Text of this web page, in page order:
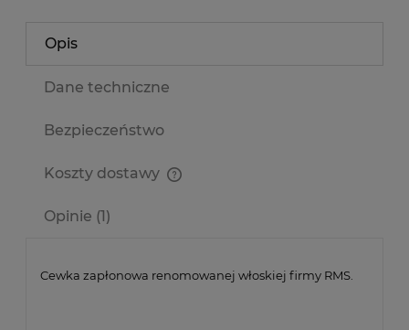
Opis
Dane techniczne
Bezpieczeństwo
Koszty dostawy
Opinie (1)
Cewka zapłonowa renomowanej włoskiej firmy RMS.